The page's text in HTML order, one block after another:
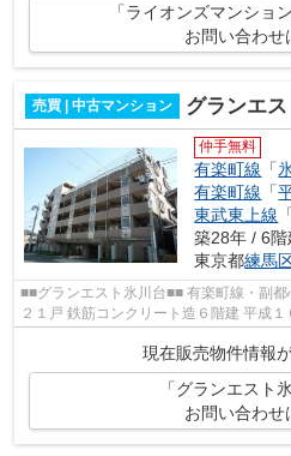
「ライオンズマンショ
お問い合わせ
売買 | 中古マンション グランエ
仲手無料
有楽町線 「
有楽町線 「
東武東上線
築28年 / 6階
東京都練馬
■■グランエスト氷川台■■ 有楽町線・副都心線 氷川台駅 徒歩８分 総戸数
２１戸 鉄筋コンクリート造６階建 平成
現在販売物件情報
「グランエスト
お問い合わせ